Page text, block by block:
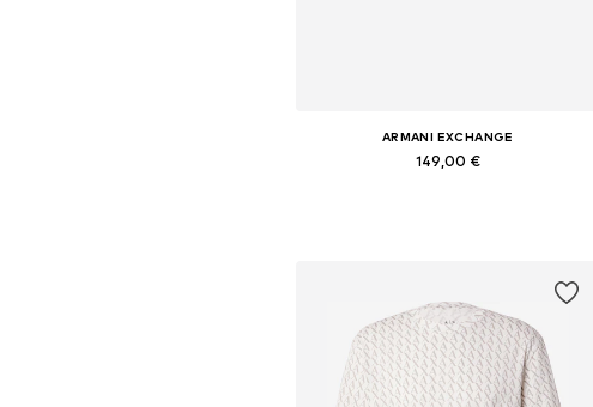
ARMANI EXCHANGE
149,00 €